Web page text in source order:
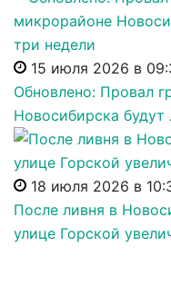
15 июля 2026 в
Обновлено: Провал
Новосибирска будут
18 июля 2026 в
После ливня в
улице Горской